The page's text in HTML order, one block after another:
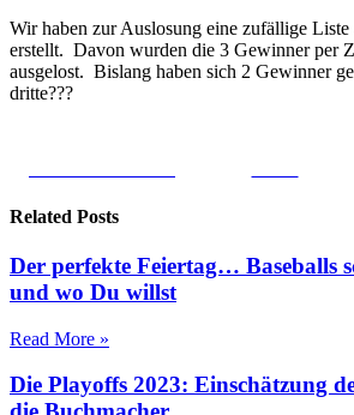
Wir haben zur Auslosung eine zufällige Liste
erstellt. Davon wurden die 3 Gewinner per
ausgelost. Bislang haben sich 2 Gewinner
dritte???
Related Posts
Der perfekte Feiertag… Baseballs
und wo Du willst
Read More »
Die Playoffs 2023: Einschätzung